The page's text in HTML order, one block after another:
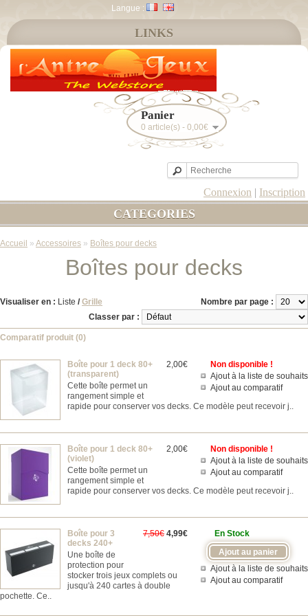
Langue :
Panier
0 article(s) - 0,00€
Connexion | Inscription
LINKS
CATEGORIES
Accueil » Accessoires » Boîtes pour decks
Boîtes pour decks
Visualiser en : Liste / Grille
Nombre par page :
Classer par :
Comparatif produit (0)
Non disponible !
Ajout à la liste de souhaits
Ajout au comparatif
2,00€
Boîte pour 1 deck 80+
(transparent)
Cette boîte permet un
rangement simple et
rapide pour conserver vos decks. Ce modèle peut recevoir j..
Non disponible !
Ajout à la liste de souhaits
Ajout au comparatif
2,00€
Boîte pour 1 deck 80+
(violet)
Cette boîte permet un
rangement simple et
rapide pour conserver vos decks. Ce modèle peut recevoir j..
En Stock
Ajout à la liste de souhaits
Ajout au comparatif
7,50€ 4,99€
Boîte pour 3
decks 240+
Une boîte de
protection pour
stocker trois jeux complets ou
jusqu'à 240 cartes à double
pochette. Ce..